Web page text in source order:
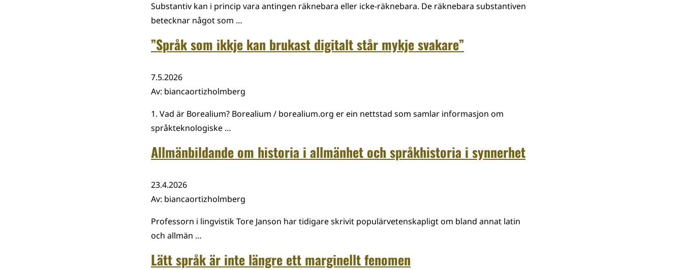
Substantiv kan i princip vara antingen räknebara eller icke-räknebara. De räknebara substantiven
betecknar något som …
”Språk som ikkje kan brukast digitalt står mykje svakare”
7.5.2026
Av: biancaortizholmberg
1. Vad är Borealium? Borealium / borealium.org er ein nettstad som samlar informasjon om
språkteknologiske …
Allmänbildande om historia i allmänhet och språkhistoria i synnerhet
23.4.2026
Av: biancaortizholmberg
Professorn i lingvistik Tore Janson har tidigare skrivit populärvetenskapligt om bland annat latin
och allmän …
Lätt språk är inte längre ett marginellt fenomen